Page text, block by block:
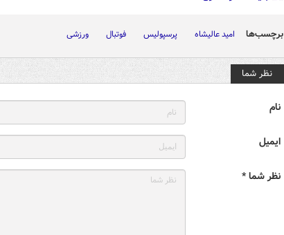
برچسب‌ها امید عالیشاه پرسپولیس فوتبال ورزشی
نظر شما
نام
ایمیل
نظر شما *